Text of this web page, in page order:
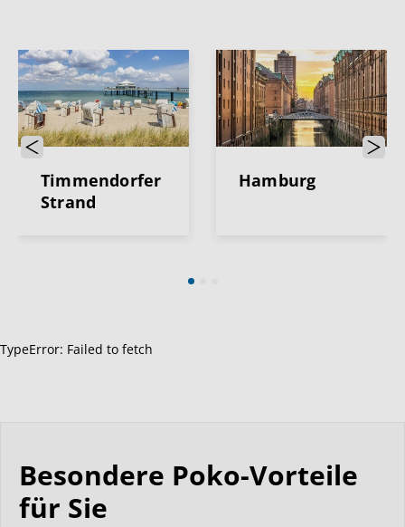
Timmendorfer
Strand
Hamburg
Previous Next
TypeError: Failed to fetch
Besondere Poko-Vorteile
für Sie